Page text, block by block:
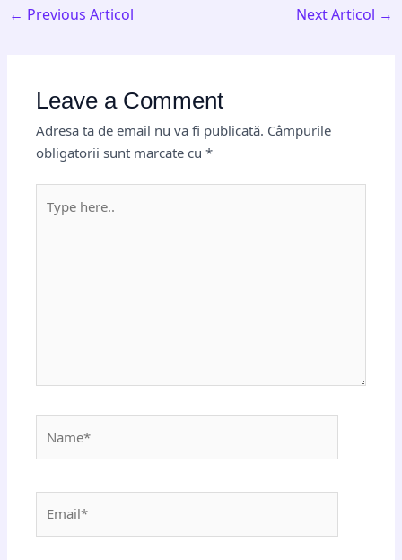
← Previous Articol Next Articol →
Leave a Comment
Adresa ta de email nu va fi publicată. Câmpurile
obligatorii sunt marcate cu*
here..